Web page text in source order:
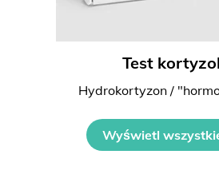
Test
Hydrokortyzon /
Wyświetl